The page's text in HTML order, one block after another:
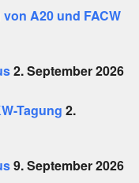
A20 und FACW
2. September 2026
Tagung 2.
9. September 2026